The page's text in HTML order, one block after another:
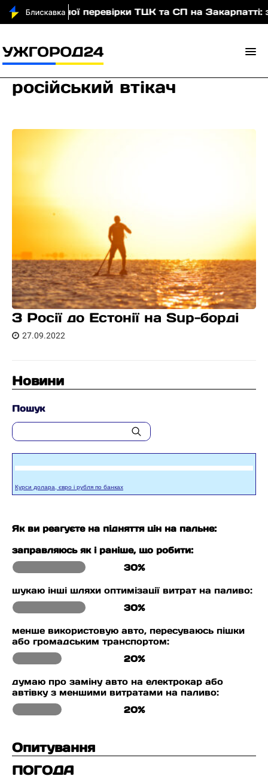
перевірки ТЦК та СП на Закарпатті:
російський втікач
З Росії до Естонії на Sup-борді
27.09.2022
Новини
Пошук
Курси долара, євро і рубля по банках
Як ви реагуєте на підняття цін на пальне:
заправляюсь як і раніше, що робити:
30%
шукаю інші шляхи оптимізації витрат на паливо:
30%
менше використовую авто, пересуваюсь пішки
або громадським транспортом:
20%
думаю про заміну авто на електрокар або
автівку з меншими витратами на паливо:
20%
Опитування
ПОГОДА